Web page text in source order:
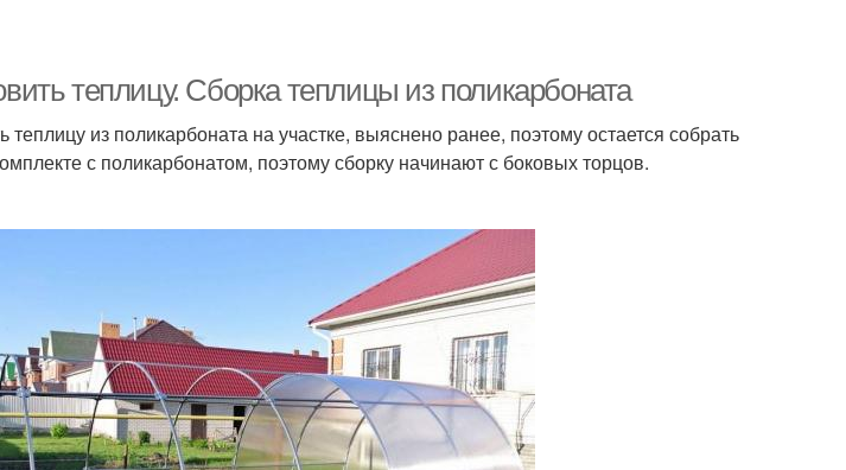
теплицу. Сборка теплицы из поликарбоната
теплицу из поликарбоната на участке, выяснено ранее, поэтому остается собрать
с поликарбонатом, поэтому сборку начинают с боковых торцов.